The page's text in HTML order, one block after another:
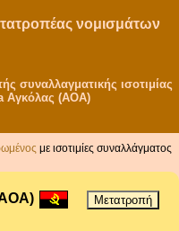
νομισμάτων
συναλλαγματικής ισοτιμίας
Αγκόλας (AOA)
με ισοτιμίες συναλλάγματος